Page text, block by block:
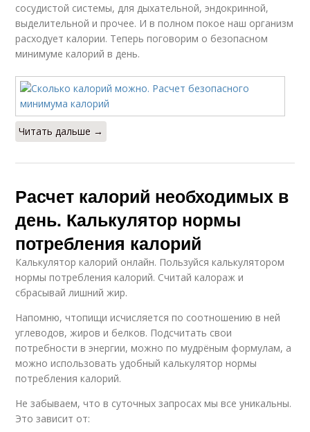
сосудистой системы, для дыхательной, эндокринной,
выделительной и прочее. И в полном покое наш организм
расходует калории. Теперь поговорим о безопасном
минимуме калорий в день.
Читать дальше →
Расчет калорий необходимых в
день. Калькулятор нормы
потребления калорий
Калькулятор калорий онлайн. Пользуйся калькулятором
нормы потребления калорий. Считай калораж и
сбрасывай лишний жир.
Напомню, чтопищи исчисляется по соотношению в ней
углеводов, жиров и белков. Подсчитать свои
потребности в энергии, можно по мудрёным формулам, а
можно использовать удобный калькулятор нормы
потребления калорий.
Не забываем, что в суточных запросах мы все уникальны.
Это зависит от: